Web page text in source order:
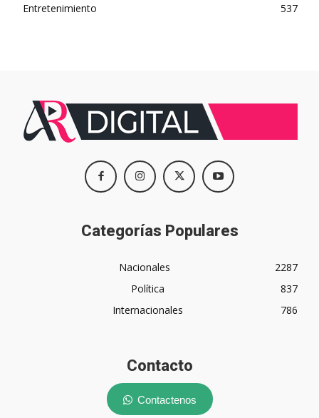
Entretenimiento
537
Categorías Populares
Nacionales
2287
Política
837
Internacionales
786
Contacto
Contactenos